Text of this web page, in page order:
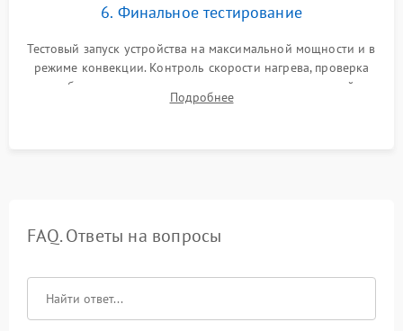
6. Финальное тестирование
Тестовый запуск устройства на максимальной мощности и в
режиме конвекции. Контроль скорости нагрева, проверка
срабатывания термостата при достижении заданной
температуры и тест на отсутствие утечек тока.
Подробнее
FAQ. Ответы на вопросы